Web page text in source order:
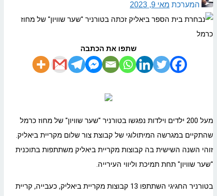
המערכת מאי 9, 2023
שתפו את הכתבה
מעל 200 ילדים וילדות נפגשו בטורניר "שער שוויון" של מחוז כרמל
שהתקיים במגרשה המיתולוגי של קבוצת צור שלום מקריית ביאליק.
זוהי השנה השישית בה קבוצות מקריית ביאליק משתתפות בתוכנית
"שער שוויון" תחת תמיכת וליווי העירייה.
בטורניר החגיגי השתתפו 13 קבוצות מקריית ביאליק, כעבייה, קריית